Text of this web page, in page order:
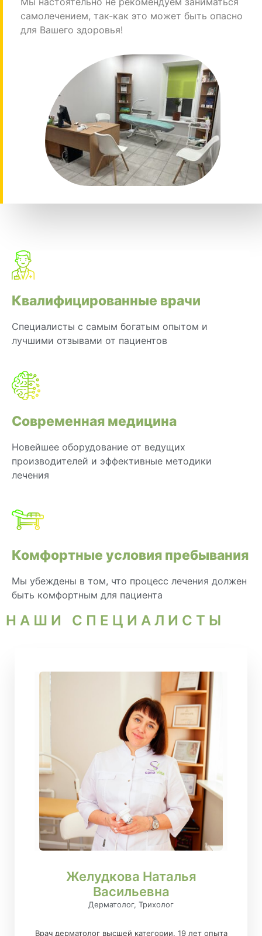
самолечением, так-как это может быть опасно
для Вашего здоровья!
Квалифицированные врачи
Специалисты с самым богатым опытом и
лучшими отзывами от пациентов
Современная медицина
Новейшее оборудование от ведущих
производителей и эффективные методики
лечения
Комфортные условия пребывания
Мы убеждены в том, что процесс лечения должен
быть комфортным для пациента
НАШИ СПЕЦИАЛИСТЫ
Желудкова Наталья
Васильевна
Дерматолог, Трихолог
Врач дерматолог высшей категории. 19 лет опыта